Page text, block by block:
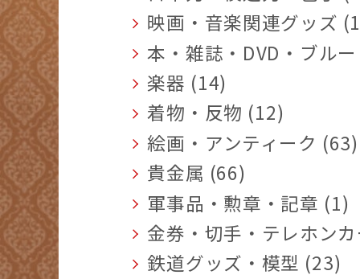
映画・音楽関連グッズ
本・雑誌・DVD・ブル
楽器 (14)
着物・反物 (12)
絵画・アンティーク (63)
貴金属 (66)
軍事品・勲章・記章 (1)
金券・切手・テレホン
鉄道グッズ・模型 (23)